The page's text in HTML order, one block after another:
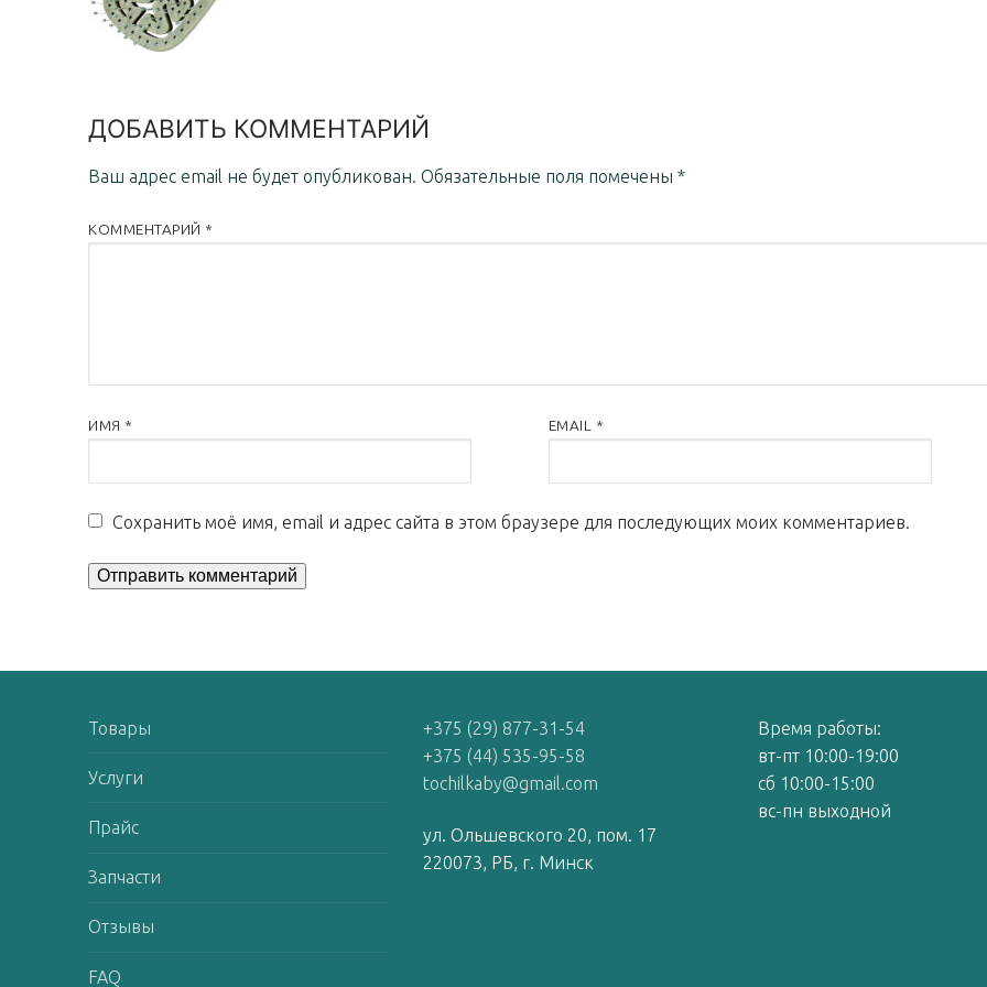
ДОБАВИТЬ КОММЕНТАРИЙ
Ваш адрес email не будет опубликован. Обязательные поля помечены *
КОММЕНТАРИЙ *
ИМЯ * EMAIL *
Сохранить моё имя, email и адрес сайта в этом браузере для последующих моих комментариев.
Товары
Услуги
Прайс
Запчасти
Отзывы
FAQ
+375 (29) 877-31-54
+375 (44) 535-95-58
tochilkaby@gmail.com
ул. Ольшевского 20, пом. 17
220073, РБ, г. Минск
Время работы:
вт-пт 10:00-19:00
сб 10:00-15:00
вс-пн выходной